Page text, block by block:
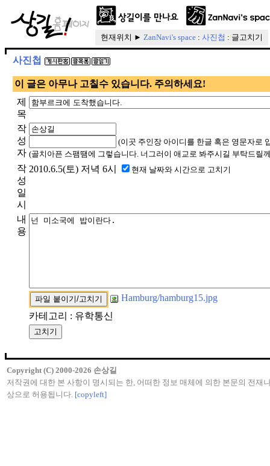
현재위치 ► ZanNavi's space : 사진첩 : 글고치기
사진첩
이 글은 아무나 고칠수 있습니다. 주의하세요!
제
목
작
성
자
(이곳 주인장 아이디를 한글 혹은 영문자로
(골치아픈 스팸땜에 그렇습니다. 너그러이 애교로 봐주시길 부탁드릴
작
성
일
시
2010.6.5(토) 저녁 6시 현재 날짜와 시간으로 고치기
내
용
Hamburg/hamburg15.jpg
카테고리 : 유학통신
Copyright (C) 2000-2026 손상길
저작권에 대한 본 사항이 명시되는 한, 어떠한 정보 매체에 의한 본문의 전재
상으로 허용됩니다. [copyleft]